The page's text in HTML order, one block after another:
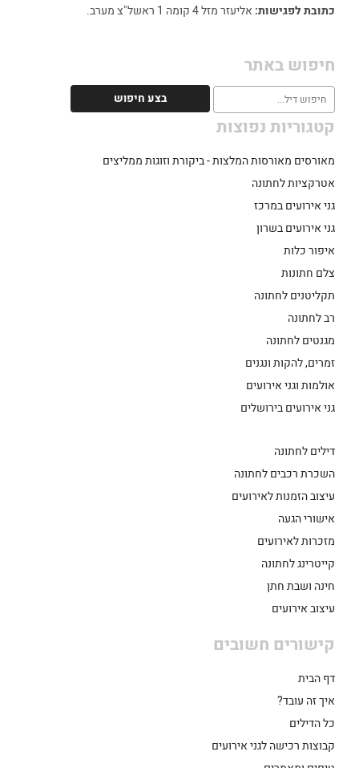
כתובת לפגישות: אליעזר מזל 4 קומה 1 ראשל"צ מערב.
חיפוש באתר
קטגוריות נפוצות
מאורסים מאורסות המלצות - ביקורת וזוגות ממליצים
אטרקציות לחתונה
גני אירועים במרכז
גני אירועים בשרון
איפור כלות
צלם חתונות
תקליטנים לחתונה
רב לחתונה
מגנטים לחתונה
זמרים, להקות ונגנים
אולמות וגני אירועים
גני אירועים בירושלים
דילים לחתונה
השכרת רכבים לחתונה
עיצוב הזמנות לאירועים
אישורי הגעה
מזכרות לאירועים
קייטרינג לחתונה
חינה ושבת חתן
עיצוב אירועים
קישורים חשובים
דף הבית
איך זה עובד?
כל הדילים
קבוצות רכישה לגני אירועים